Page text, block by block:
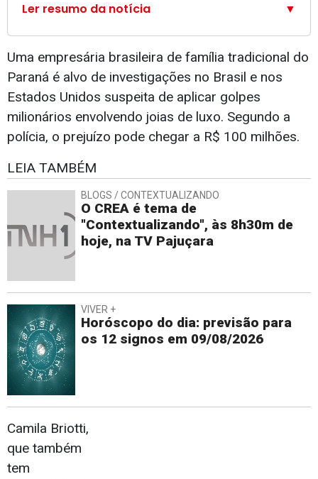
Ler resumo da notícia ▼
Uma empresária brasileira de família tradicional do
Paraná é alvo de investigações no Brasil e nos
Estados Unidos suspeita de aplicar golpes
milionários envolvendo joias de luxo. Segundo a
polícia, o prejuízo pode chegar a R$ 100 milhões.
LEIA TAMBÉM
BLOGS / CONTEXTUALIZANDO
O CREA é tema de
"Contextualizando", às 8h30m de
hoje, na TV Pajuçara
VIVER +
Horóscopo do dia: previsão para
os 12 signos em 09/08/2026
Camila Briotti,
que também
tem